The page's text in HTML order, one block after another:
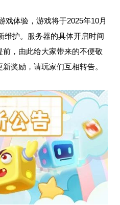
体验，游戏将于2025年10月
维护。服务器的具体开启时间
，由此给大家带来的不便敬
奖励，请玩家们互相转告。